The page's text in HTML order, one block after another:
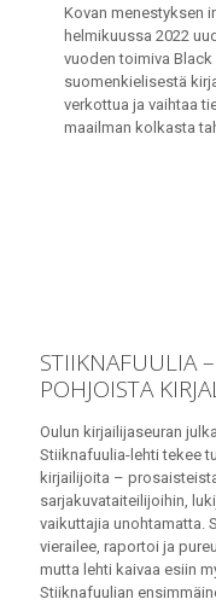
Kovan menestyksen
helmikuussa 2022
vuoden toimiva
suomenkielisestä
verkottua ja vaihtaa
maailman kolkasta
STIIKNAFUULIA –
POHJOISTA
Oulun kirjailijaseuran
Stiiknafuulia-lehti tekee
kirjailijoita –
sarjakuvataiteilijoihin,
vaikuttajia unohtamatta.
vierailee, raportoi ja
mutta lehti kaivaa esiin
Stiiknafuulian